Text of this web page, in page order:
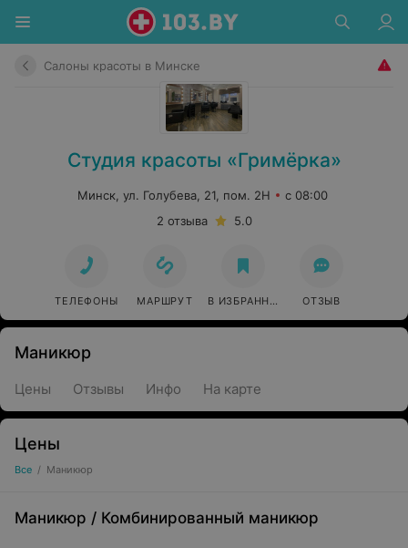
Салоны красоты в Минске
Студия красоты «Гримёрка»
Минск, ул. Голубева, 21, пом. 2Н
с 08:00
2 отзыва
5.0
ТЕЛЕФОНЫ МАРШРУТ В ИЗБРАННОЕ ОТЗЫВ
Маникюр
Цены Отзывы Инфо На карте
Цены
Все / Маникюр
Маникюр / Комбинированный маникюр